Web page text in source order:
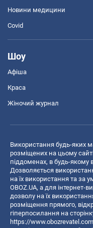
Новини медицини
Covid
Шоу
Афіша
Краса
Жіночий журнал
Використання будь-яких
розміщених на цьому
піддоменах, в будь-якому
Дозволяється
на їх використання та за
OBOZ.UA, а для інтернет-
дозволу на їх
розміщення прямого,
гіперпосилання на
https://www.obozrevatel.com